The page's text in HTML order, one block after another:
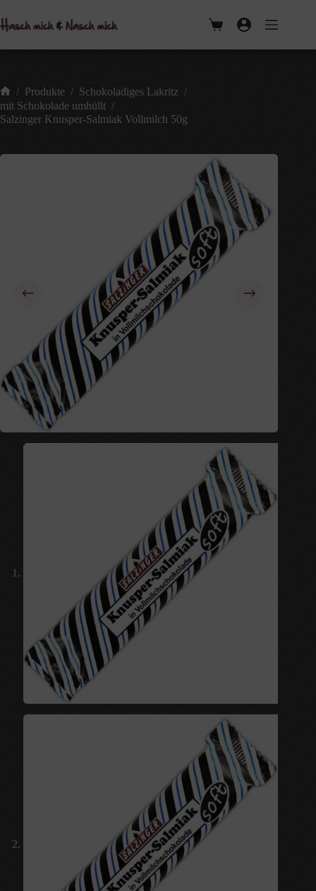
Inhalt
springen
Warenkorb
Start
/ Produkte / Schokoladiges Lakritz /
mit Schokolade umhüllt /
Salzinger Knusper-Salmiak Vollmilch 50g